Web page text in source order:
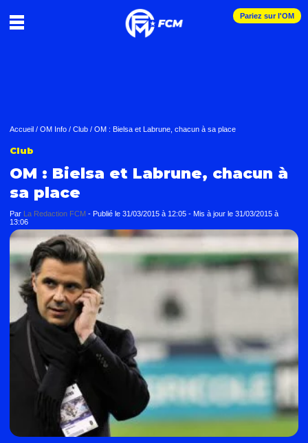
Pariez sur l'OM
Accueil / OM Info / Club / OM : Bielsa et Labrune, chacun à sa place
Club
OM : Bielsa et Labrune, chacun à
sa place
Par La Redaction FCM - Publié le 31/03/2015 à 12:05 - Mis à jour le 31/03/2015 à
13:06